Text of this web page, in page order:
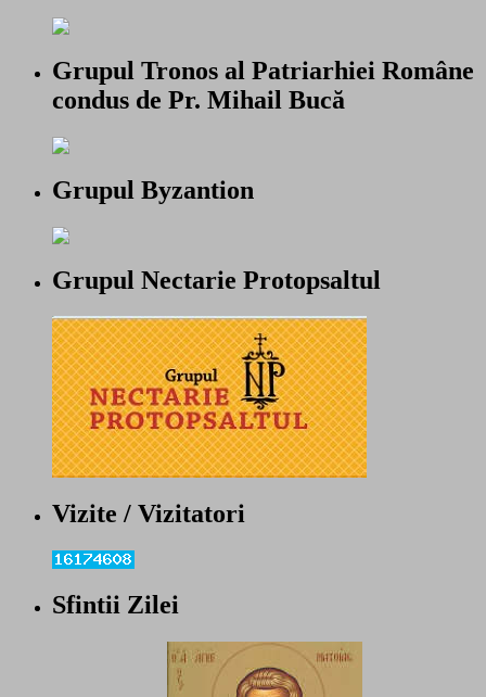
Grupul Tronos al Patriarhiei Române
condus de Pr. Mihail Bucă
Grupul Byzantion
Grupul Nectarie Protopsaltul
Vizite / Vizitatori
Sfintii Zilei